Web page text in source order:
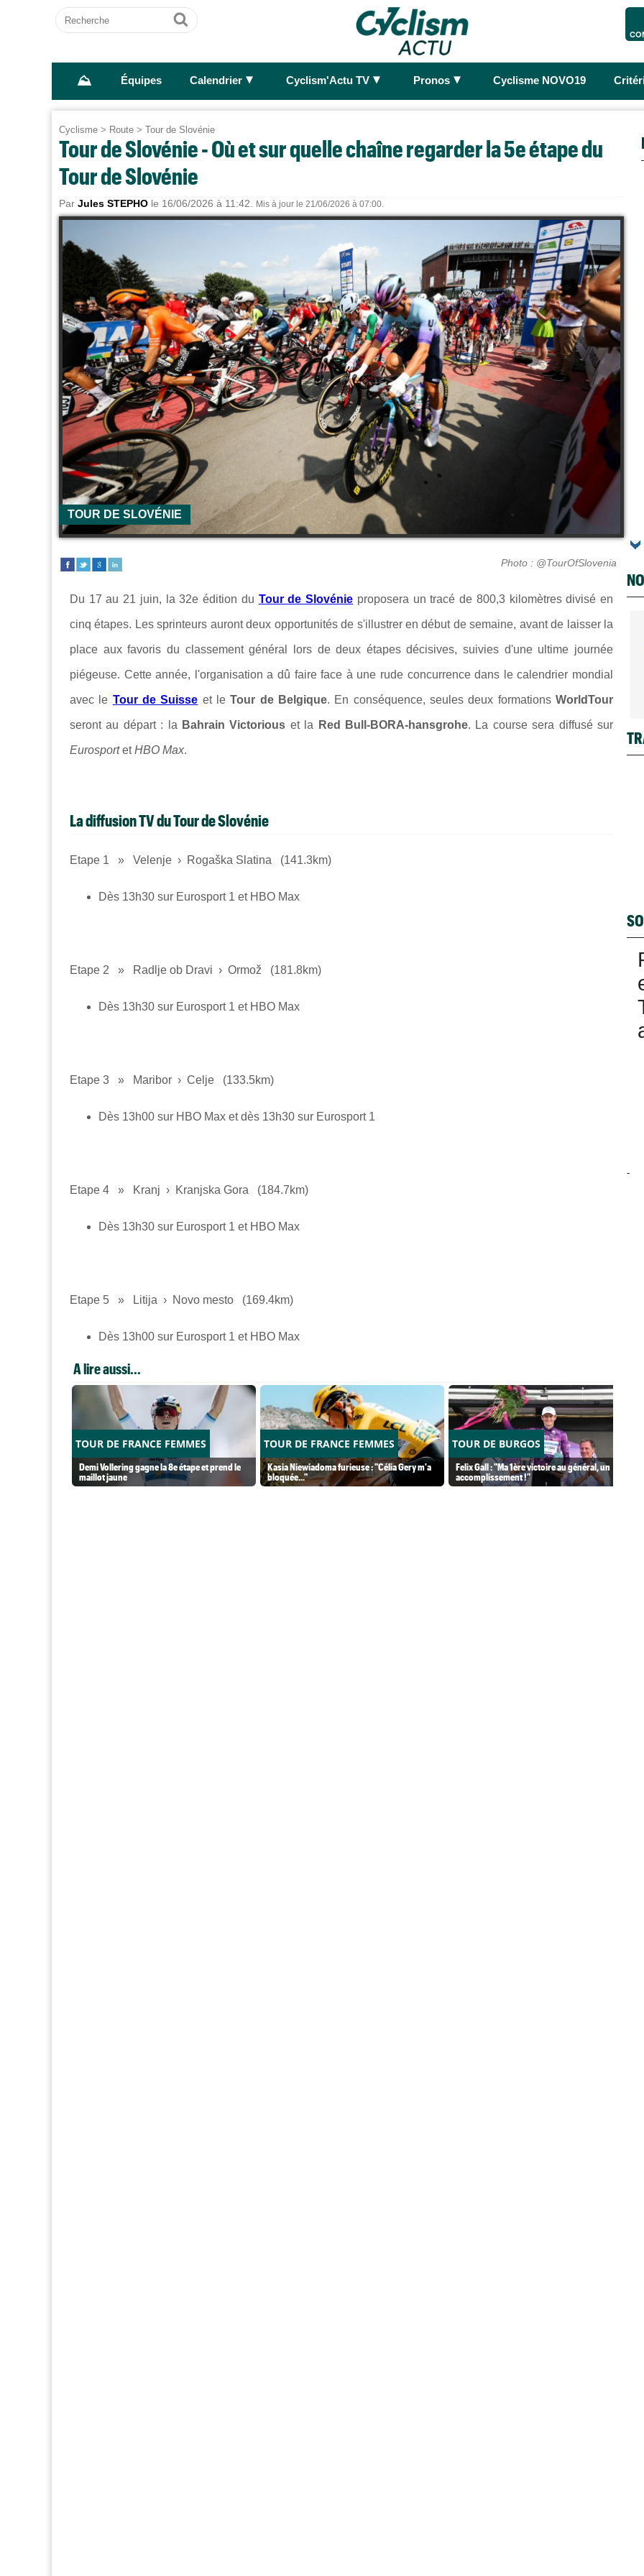
Recherche
Ok
⛰ Équipes Calendrier ► Cyclism'Actu TV ► Pronos ► Cyclisme NOVO19
Cyclisme > Route > Tour de Slovénie
Tour de Slovénie - Où et sur quelle chaîne regarder la 5e étape du
Tour de Slovénie
Par Jules STEPHO le 16/06/2026 à 11:42. Mis à jour le 21/06/2026 à 07:00.
TOUR DE SLOVÉNIE
Photo : @TourOfSlovenia
Du 17 au 21 juin, la 32e édition du Tour de Slovénie proposera un tracé de 800,3 kilomètres divisé en
cinq étapes. Les sprinteurs auront deux opportunités de s'illustrer en début de semaine, avant de laisser la
place aux favoris du classement général lors de deux étapes décisives, suivies d'une ultime journée
piégeuse. Cette année, l'organisation a dû faire face à une rude concurrence dans le calendrier mondial
avec le Tour de Suisse et leTour de Belgique. En conséquence, seules deux formationsWorldTour
seront au départ : la Bahrain Victorious et la Red Bull-BORA-hansgrohe. La course sera diffusé sur
EurosportetHBO Max.
La diffusion TV du Tour de Slovénie
Etape 1 » Velenje › Rogaška Slatina (141.3km)
Dès 13h30 sur Eurosport 1 et HBO Max
Etape 2 » Radlje ob Dravi › Ormož (181.8km)
Dès 13h30 sur Eurosport 1 et HBO Max
Etape 3 » Maribor › Celje (133.5km)
Dès 13h00 sur HBO Max et dès 13h30 sur Eurosport 1
Etape 4 » Kranj › Kranjska Gora (184.7km)
Dès 13h30 sur Eurosport 1 et HBO Max
Etape 5 » Litija › Novo mesto (169.4km)
Dès 13h00 sur Eurosport 1 et HBO Max
A lire aussi...
TOUR DE FRANCE FEMMES
Demi Vollering gagne la 8e étape et prend le
maillot jaune
TOUR DE FRANCE FEMMES
Kasia Niewiadoma furieuse : "Célia Gery m'a
bloquée..."
TOUR DE BURGOS
Felix Gall : "Ma 1ère victoire au général, un
accomplissement !"
-